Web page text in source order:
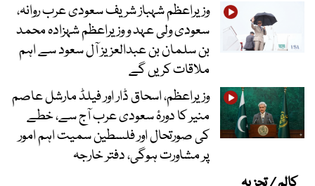
وزیراعظم شہباز شریف سعودی عرب روانہ،
سعودی ولی عہد و وزیراعظم شہزادہ محمد
بن سلمان بن عبدالعزیز آل سعود سے اہم
ملاقات کریں گے
وزیراعظم، اسحاق ڈار اور فیلڈ مارشل عاصم
منیر کا دورۂ سعودی عرب آج سے، خطے
کی صورتحال اور فلسطین سمیت اہم امور
پر مشاورت ہوگی، دفتر خارجہ